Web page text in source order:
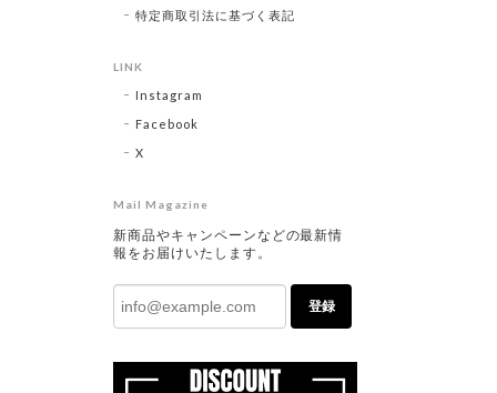
特定商取引法に基づく表記
LINK
Instagram
Facebook
X
Mail Magazine
新商品やキャンペーンなどの最新情
報をお届けいたします。
登録